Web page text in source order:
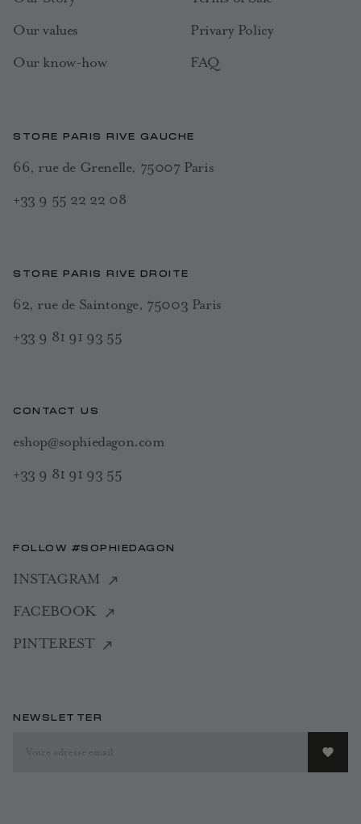
Our values
Our know-how
Privary Policy
FAQ
STORE PARIS RIVE GAUCHE
66, rue de Grenelle, 75007 Paris
+33 9 55 22 22 08
STORE PARIS RIVE DROITE
62, rue de Saintonge, 75003 Paris
+33 9 81 91 93 55
CONTACT US
eshop@sophiedagon.com
+33 9 81 91 93 55
FOLLOW #SOPHIEDAGON
INSTAGRAM
FACEBOOK
PINTEREST
NEWSLETTER